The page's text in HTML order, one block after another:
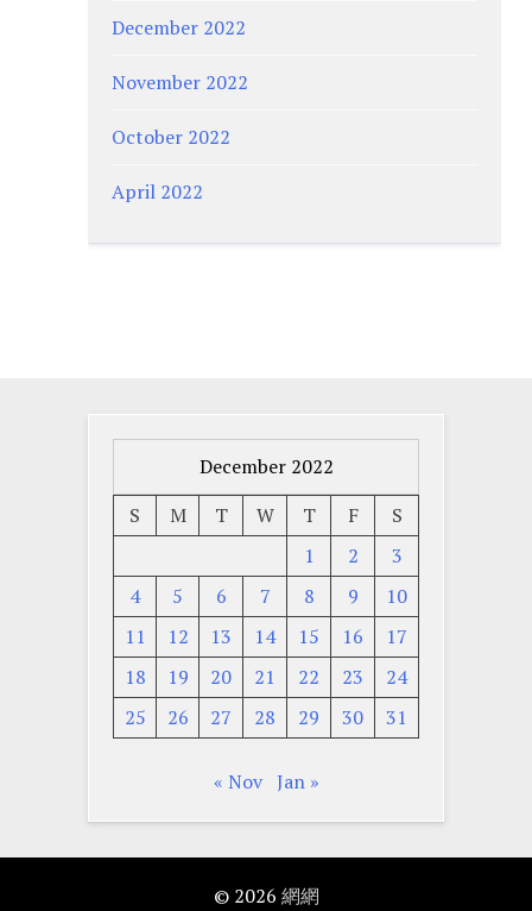
December 2022
November 2022
October 2022
April 2022
December 2022
S
M T W T F
S
1
2
3
4
5 6 7 8 9
10
11
12 13 14 15 16
17
18
19 20 21 22 23
24
25
26 27 28 29 30 31
« Nov Jan »
© 2026 網網